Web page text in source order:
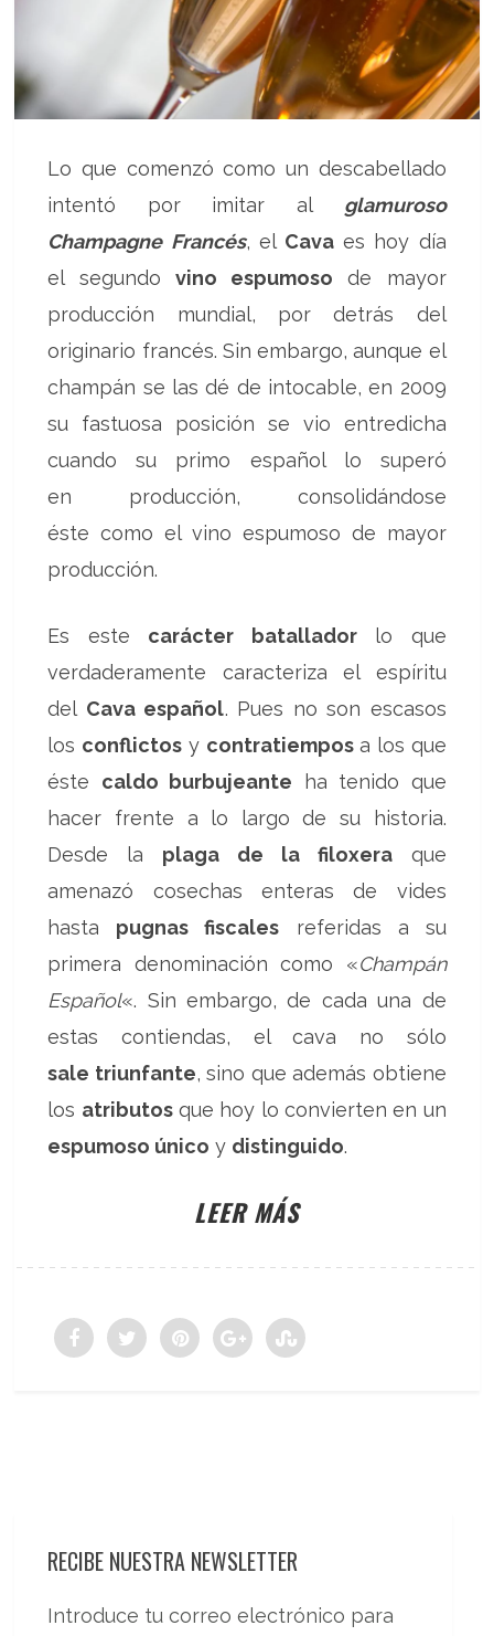
Lo que comenzó como un descabellado
intentó por imitar al glamuroso
Champagne Francés, el Cava es hoy día
el segundo vino espumoso de mayor
producción mundial, por detrás del
originario francés. Sin embargo, aunque el
champán se las dé de intocable, en 2009
su fastuosa posición se vio entredicha
cuando su primo español lo superó
en producción, consolidándose
éste como el vino espumoso de mayor
producción.
Es este carácter batalladorlo que
verdaderamente caracteriza el espíritu
del Cava español. Pues no son escasos
los conflictos y contratiemposa los que
éste caldo burbujeante ha tenido que
hacer frente a lo largo de su historia.
Desde la plaga de la filoxeraque
amenazó cosechas enteras de vides
hasta pugnas fiscales referidas a su
primera denominación como «Champán
Español«. Sin embargo, de cada una de
estas contiendas, el cava no sólo
sale triunfante, sino que además obtiene
los atributosque hoy lo convierten en un
espumoso único y distinguido.
LEER MÁS
RECIBE NUESTRA NEWSLETTER
Introduce tu correo electrónico para